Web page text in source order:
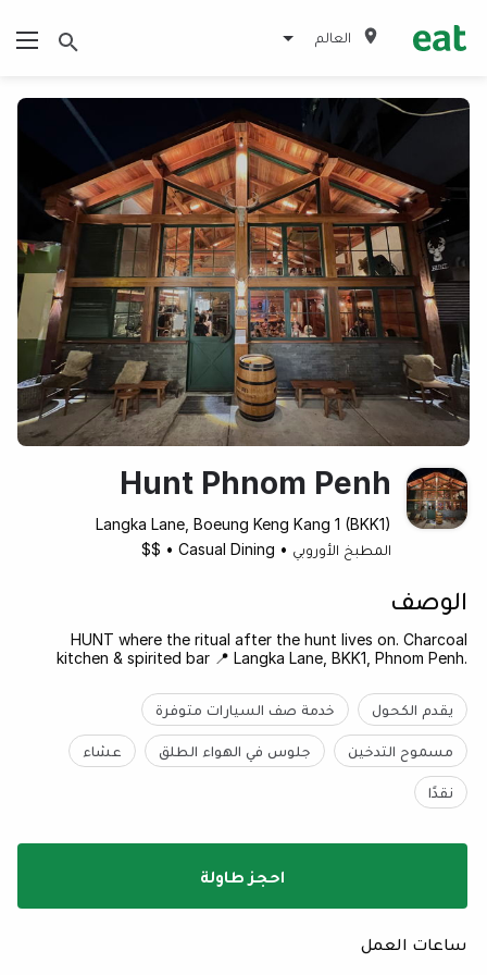
العالم
Hunt Phnom Penh
Langka Lane, Boeung Keng Kang 1 (BKK1)
المطبخ الأوروبي •
Casual Dining
•
$$
الوصف
HUNT where the ritual after the hunt lives on. Charcoal
kitchen & spirited bar 📍 Langka Lane, BKK1, Phnom Penh.
يقدم الكحول خدمة صف السيارات متوفرة
مسموح التدخين جلوس في الهواء الطلق عشاء
نقدًا
احجز طاولة
ساعات العمل